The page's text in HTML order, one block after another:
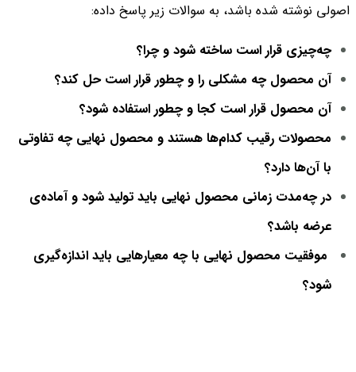
اصولی نوشته شده باشد، به سوالات زیر پاسخ داده:
چه‌چیزی قرار است ساخته شود و چرا؟
آن محصول چه مشکلی را و چطور قرار است حل کند؟
آن محصول قرار است کجا و چطور استفاده شود؟
محصولات رقیب کدام‌ها هستند و محصول نهایی چه تفاوتی
با آن‌ها دارد؟
در چه‌مدت زمانی محصول نهایی باید تولید شود و آماده‌ی
عرضه باشد؟
موفقیت محصول نهایی با چه معیارهایی باید اندازه‌گیری
شود؟